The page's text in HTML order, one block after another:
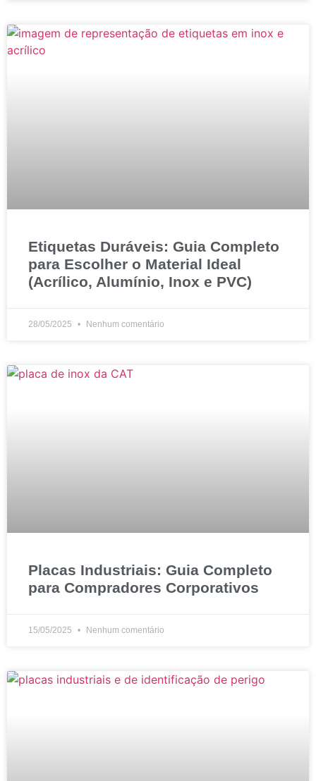
Etiquetas Duráveis: Guia Completo
para Escolher o Material Ideal
(Acrílico, Alumínio, Inox e PVC)
28/05/2025 Nenhum comentário
Placas Industriais: Guia Completo
para Compradores Corporativos
15/05/2025 Nenhum comentário